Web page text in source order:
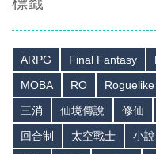
ARPG Final Fantasy
MOBA
RO Roguelike
三消
仙境傳說 修仙
回合制
太空戰士 小說